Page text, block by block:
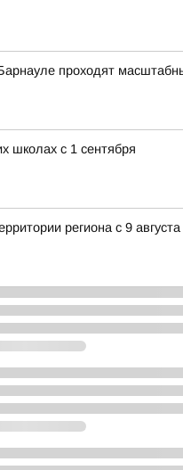
проходят
школах с 1 сентября
региона с 9